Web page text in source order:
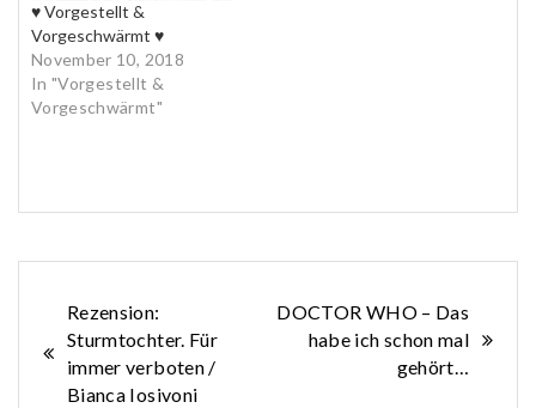
♥ Vorgestellt &
Vorgeschwärmt ♥
November 10, 2018
In "Vorgestellt &
Vorgeschwärmt"
Beitragsnavigation
Rezension:
Sturmtochter. Für
immer verboten /
Bianca Iosivoni
DOCTOR WHO – Das
habe ich schon mal
gehört…